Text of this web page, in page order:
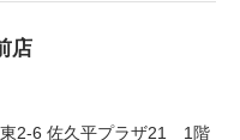
店
2-6 佐久平プラザ21 1階